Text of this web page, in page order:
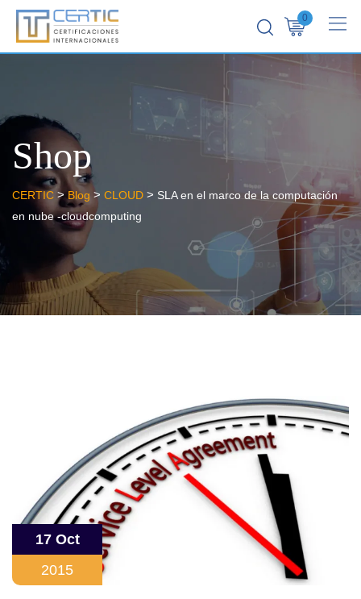
0
Shop
CERTIC >Blog > CLOUD > SLA en el marco de la computación
en nube -cloudcomputing
17 Oct
2015